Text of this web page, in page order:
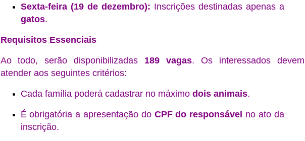
Sexta-feira (19 de dezembro): Inscrições destinadas apenas a
gatos.
Requisitos Essenciais
Ao todo, serão disponibilizadas 189 vagas. Os interessados devem
atender aos seguintes critérios:
Cada família poderá cadastrar no máximo dois animais.
É obrigatória a apresentação do CPF do responsável no ato da
inscrição.